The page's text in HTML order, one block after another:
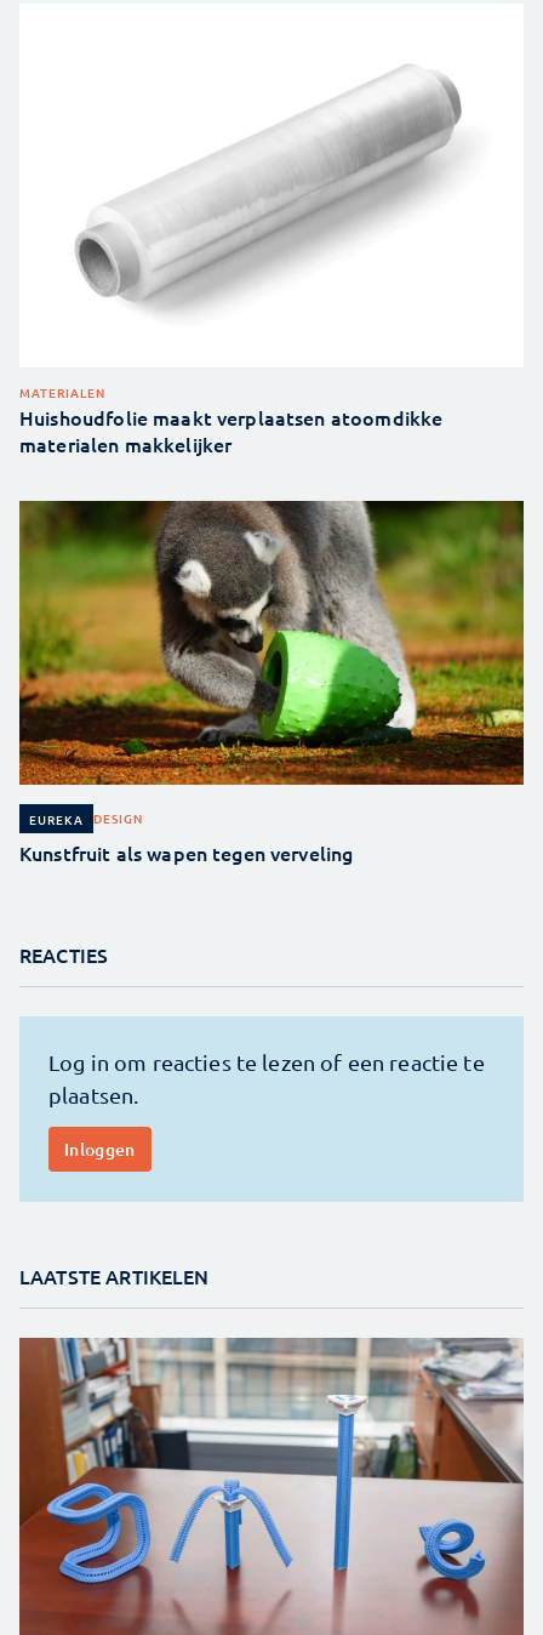
MATERIALEN
Huishoudfolie maakt verplaatsen atoomdikke
materialen makkelijker
EUREKA DESIGN
Kunstfruit als wapen tegen verveling
REACTIES
LAATSTE ARTIKELEN